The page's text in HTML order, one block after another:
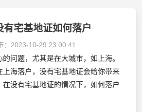
有宅基地证如何落户
： 2023-10-29 23:00:41
问题，尤其是在大城市，如上海。
上海落户，没有宅基地证会给你带来
没有宅基地证的情况下，如何落户